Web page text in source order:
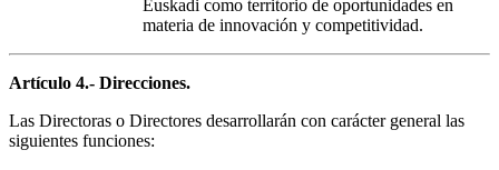
Euskadi como territorio de oportunidades en
materia de innovación y competitividad.
Artículo 4.- Direcciones.
Las Directoras o Directores desarrollarán con carácter general las
siguientes funciones: